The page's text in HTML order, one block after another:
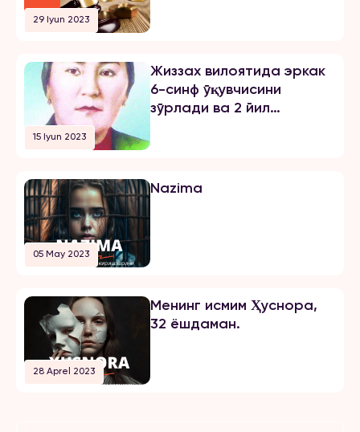
29 Iyun 2023
15 Iyun 2023
Жиззах вилоятида эркак
6-синф ўқувчисини
зўрлади ва 2 йил
05 May 2023
Nazima
28 Aprel 2023
Менинг исмим Ҳуснора,
32 ёшдаман.